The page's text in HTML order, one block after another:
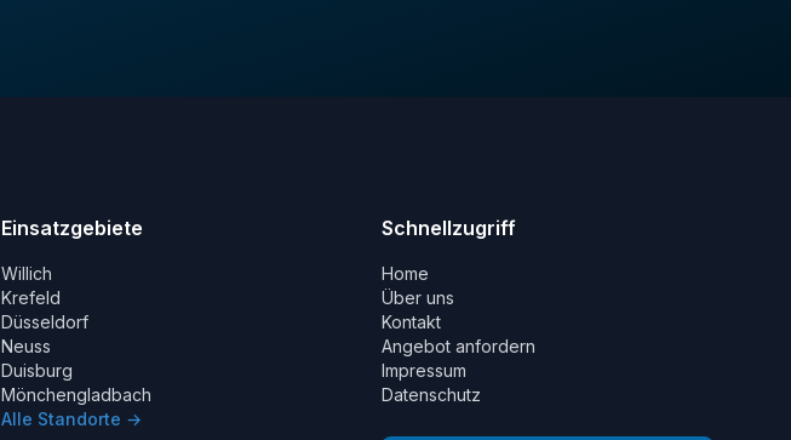
Einsatzgebiete
Willich
Krefeld
Düsseldorf
Neuss
Duisburg
Mönchengladbach
Alle Standorte →
Schnellzugriff
Home
Über uns
Kontakt
Angebot anfordern
Impressum
Datenschutz